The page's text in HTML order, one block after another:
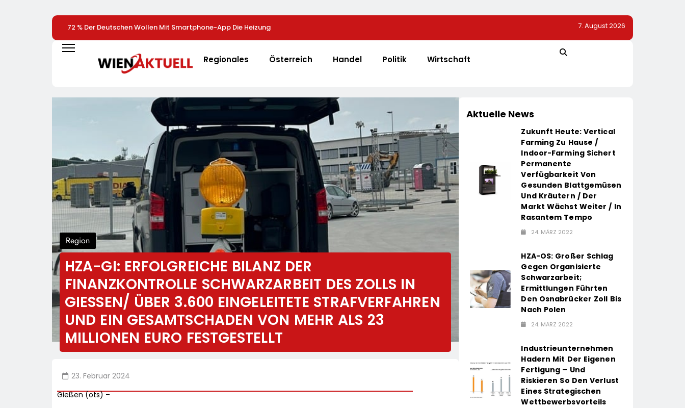
72 % Der Deutschen Wollen Mit Smartphone-App Die Heizung
Überwachen
Unterstützung Bei Wiederaufbau Der Zerstörten Schutzhülle /
Drohnenangriffs
Aiper Erweitert Den Scuba S1 Zum Start Der
Funktionen / Das Bewährte Modell Wird Noch
Komfortabler In Der Nutzung
7. August 2026
Regionales Österreich Handel Politik Wirtschaft
Region
HZA-GI: ERFOLGREICHE BILANZ DER
FINANZKONTROLLE SCHWARZARBEIT DES ZOLLS IN
GIESSEN/ ÜBER 3.600 EINGELEITETE STRAFVERFAHREN U
ND EIN GESAMTSCHADEN VON MEHR ALS 23 M
ILLIONEN EURO FESTGESTELLT
23. Februar 2024
Gießen (ots) –
Aktuelle News
Zukunft Heute: Vertical
Farming Zu Hause /
Indoor-Farming Sichert
Permanente
Verfügbarkeit Von
Gesunden Blattgemüsen
Und Kräutern / Der
Markt Wächst Weiter / In
Rasantem Tempo
24. MÄRZ 2022
HZA-OS: Großer Schlag
Gegen Organisierte
Schwarzarbeit;
Ermittlungen Führten
Den Osnabrücker Zoll Bis
Nach Polen
24. MÄRZ 2022
Industrieunternehmen
Hadern Mit Der Eigenen
Fertigung – Und
Riskieren So Den Verlust
Eines Strategischen
Wettbewerbsvorteils